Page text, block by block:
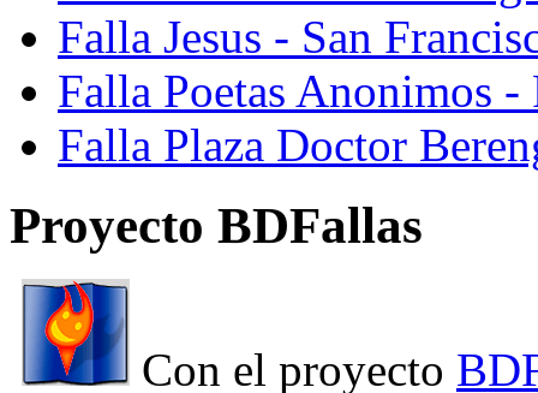
Falla Jesus - San
Falla Poetas Anonimos
Falla Plaza Doctor
Proyecto BDFallas
Con el proyecto